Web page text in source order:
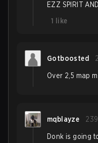
EZZ SPIRIT
1
like
Gotboosted
Over 2,5 map
mqblayze
Donk is going